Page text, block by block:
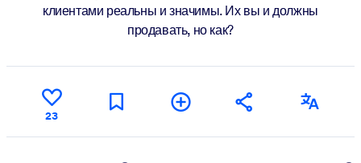
клиентами реальны и значимы. Их вы и должны
продавать, но как?
23